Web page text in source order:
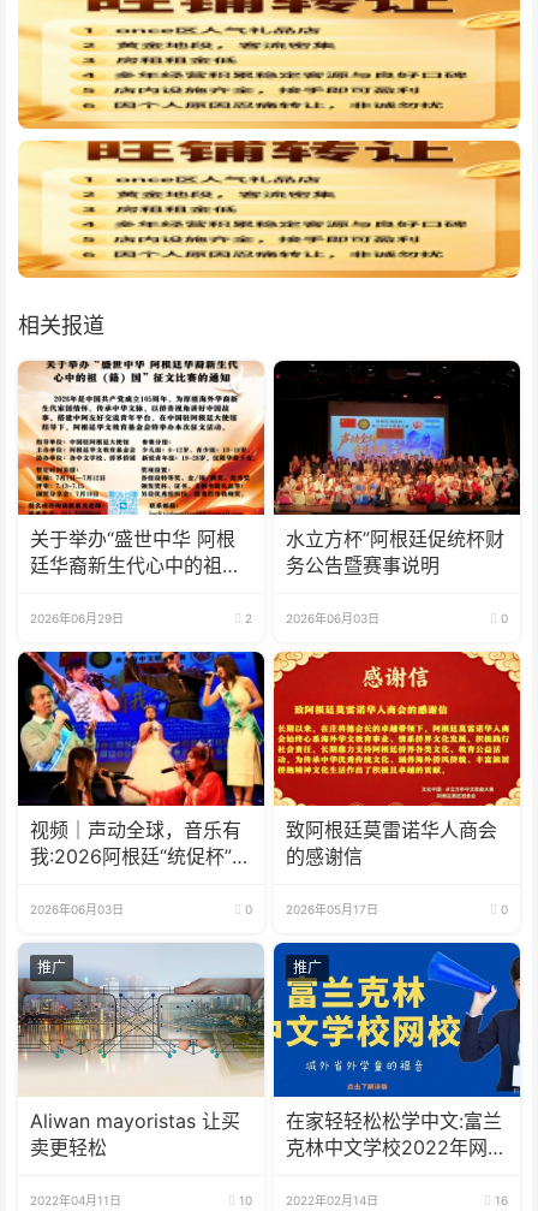
相关报道
关于举办“盛世中华 阿根
廷华裔新生代心中的祖
2026年06月29日 2
水立方杯”阿根廷促统杯财
务公告暨赛事说明
2026年06月03日 0
视频｜声动全球，音乐有
我:2026阿根廷“统促杯”水
圆满落幕
2026年06月03日 0
致阿根廷莫雷诺华人商会
的感谢信
2026年05月17日 0
推广
Aliwan mayoristas 让买
卖更轻松
2022年04月11日 10
推广
在家轻轻松松学中文:富兰
克林中文学校2022年网校
2022年02月14日 16